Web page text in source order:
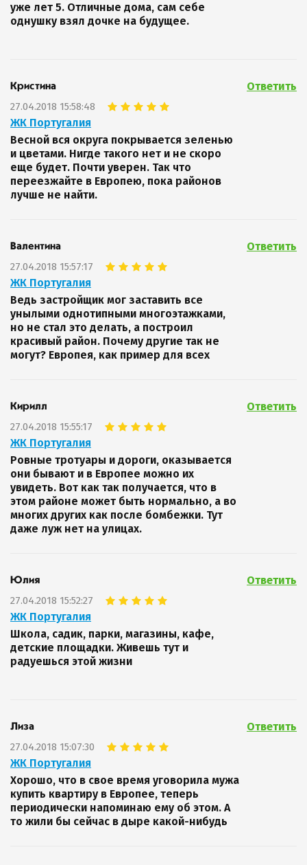
уже лет 5. Отличные дома, сам себе
однушку взял дочке на будущее.
Кристина
27.04.2018 15:58:48
ЖК Португалия
Ответить
Весной вся округа покрывается зеленью
и цветами. Нигде такого нет и не скоро
еще будет. Почти уверен. Так что
переезжайте в Европею, пока районов
лучше не найти.
Валентина
27.04.2018 15:57:17
ЖК Португалия
Ответить
Ведь застройщик мог заставить все
унылыми однотипными многоэтажками,
но не стал это делать, а построил
красивый район. Почему другие так не
могут? Европея, как пример для всех
Кирилл
27.04.2018 15:55:17
ЖК Португалия
Ответить
Ровные тротуары и дороги, оказывается
они бывают и в Европее можно их
увидеть. Вот как так получается, что в
этом районе может быть нормально, а во
многих других как после бомбежки. Тут
даже луж нет на улицах.
Юлия
27.04.2018 15:52:27
ЖК Португалия
Ответить
Школа, садик, парки, магазины, кафе,
детские площадки. Живешь тут и
радуешься этой жизни
Лиза
27.04.2018 15:07:30
ЖК Португалия
Ответить
Хорошо, что в свое время уговорила мужа
купить квартиру в Европее, теперь
периодически напоминаю ему об этом. А
то жили бы сейчас в дыре какой-нибудь